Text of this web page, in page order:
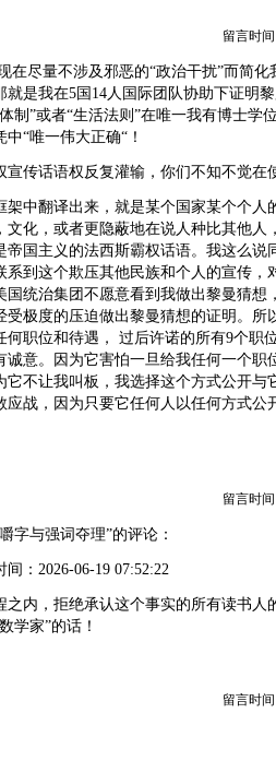
留言时间
在尽量不涉及邪恶的“政治干扰”而简
就是我在5国14人国际团队协助下证明
制”或者“生活法则”在唯一我有博士学
“唯一伟大正确“！
宣传话语权反复灌输，你们不知不觉在
架中翻译出来，就是某个国家某个个人
文化，或者更隐蔽地在说人种比其他人
帝国主义的法西斯霸权话语。我这么说
系到这个欺压其他民族和个人的宣传，
国统治集团不愿意看到我做出黎曼猜想
受极度的压迫做出黎曼猜想的证明。所
何职位和待遇， 过后许诺的所有9个职
诚意。因为它害怕一旦给我任何一个职
它不让我叫板，我选择这个方式公开与
应战，因为只要它任何人以任何方式公
留言时间
字与强词夺理”的评论：
：2026-06-19 07:52:22
之内，拒绝承认这个事实的所有读书人
学家”的话！
留言时间